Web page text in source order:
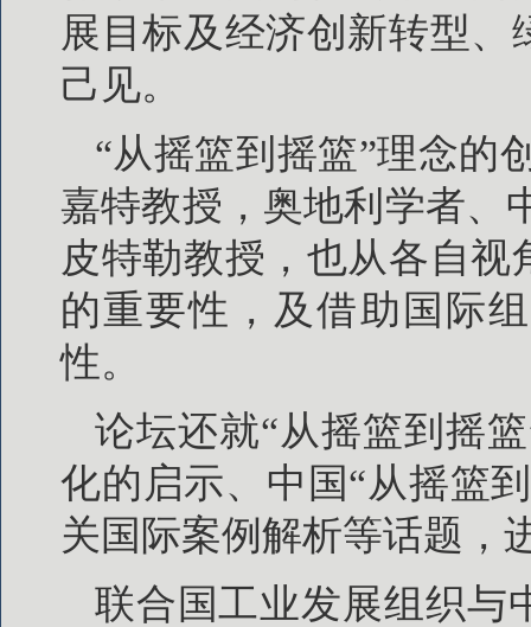
展目标及经济创新转型
己见。
“从摇篮到摇篮”理念的
嘉特教授，奥地利学者、
皮特勒教授，也从各自
的重要性，及借助国际
性。
论坛还就“从摇篮到摇
化的启示、中国“从摇篮
关国际案例解析等话题，
联合国工业发展组织与